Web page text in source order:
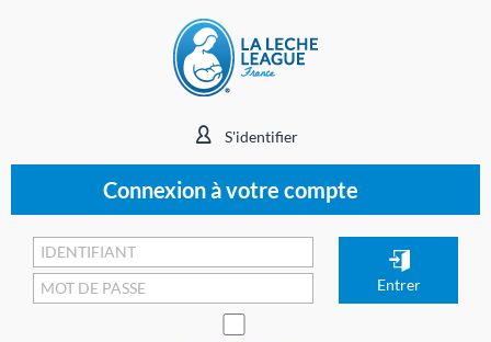
S'identifier
Connexion à votre compte